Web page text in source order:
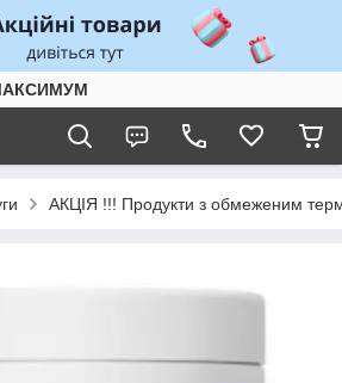
АКЦІЯ !!! Продукти з обмеженим